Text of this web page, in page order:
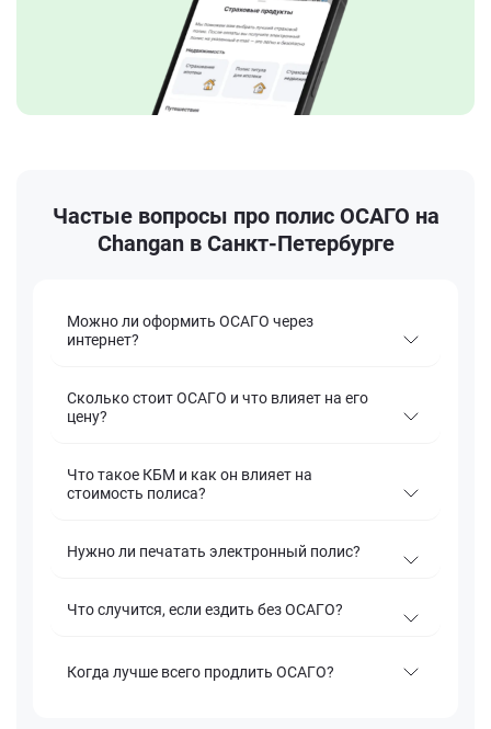
Частые вопросы про полис ОСАГО на
Changan в Санкт-Петербурге
Можно ли оформить ОСАГО через
интернет?
Сколько стоит ОСАГО и что влияет на его
цену?
Что такое КБМ и как он влияет на
стоимость полиса?
Нужно ли печатать электронный полис?
Что случится, если ездить без ОСАГО?
Когда лучше всего продлить ОСАГО?